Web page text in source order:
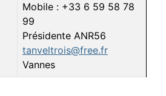
Mobile : +33 6 59 58 78
99
Présidente ANR56
tanveltrois@free.fr
Vannes